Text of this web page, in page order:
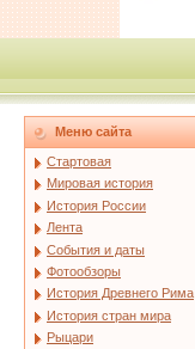
Меню сайта
Стартовая
Мировая история
История России
Лента
События и даты
Фотообзоры
История Древнего Рима
История стран мира
Рыцари